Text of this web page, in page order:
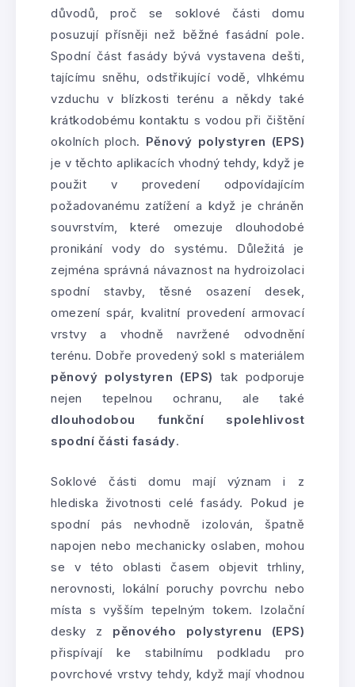
důvodů, proč se soklové části domu
posuzují přísněji než běžné fasádní pole.
Spodní část fasády bývá vystavena dešti,
tajícímu sněhu, odstřikující vodě, vlhkému
vzduchu v blízkosti terénu a někdy také
krátkodobému kontaktu s vodou při čištění
okolních ploch. Pěnový polystyren (EPS)
je v těchto aplikacích vhodný tehdy, když je
použit v provedení odpovídajícím
požadovanému zatížení a když je chráněn
souvrstvím, které omezuje dlouhodobé
pronikání vody do systému. Důležitá je
zejména správná návaznost na hydroizolaci
spodní stavby, těsné osazení desek,
omezení spár, kvalitní provedení armovací
vrstvy a vhodně navržené odvodnění
terénu. Dobře provedený sokl s materiálem
pěnový polystyren (EPS) tak podporuje
nejen tepelnou ochranu, ale také
dlouhodobou funkční spolehlivost
spodní části fasády.
Soklové části domu mají význam i z
hlediska životnosti celé fasády. Pokud je
spodní pás nevhodně izolován, špatně
napojen nebo mechanicky oslaben, mohou
se v této oblasti časem objevit trhliny,
nerovnosti, lokální poruchy povrchu nebo
místa s vyšším tepelným tokem. Izolační
desky z pěnového polystyrenu (EPS)
přispívají ke stabilnímu podkladu pro
povrchové vrstvy tehdy, když mají vhodnou